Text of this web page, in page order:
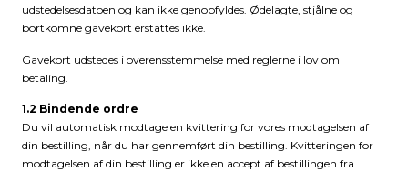
udstedelsesdatoen og kan ikke genopfyldes. Ødelagte, stjålne og
bortkomne gavekort erstattes ikke.
Gavekort udstedes i overensstemmelse med reglerne i lov om
betaling.
1.2 Bindende ordre
Du vil automatisk modtage en kvittering for vores modtagelsen af
din bestilling, når du har gennemført din bestilling. Kvitteringen for
modtagelsen af din bestilling er ikke en accept af bestillingen fra